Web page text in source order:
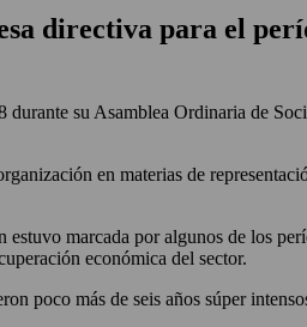
directiva para el
su Asamblea Ordinaria de
en materias de
marcada por algunos de los
económica del sector.
poco más de seis años súper